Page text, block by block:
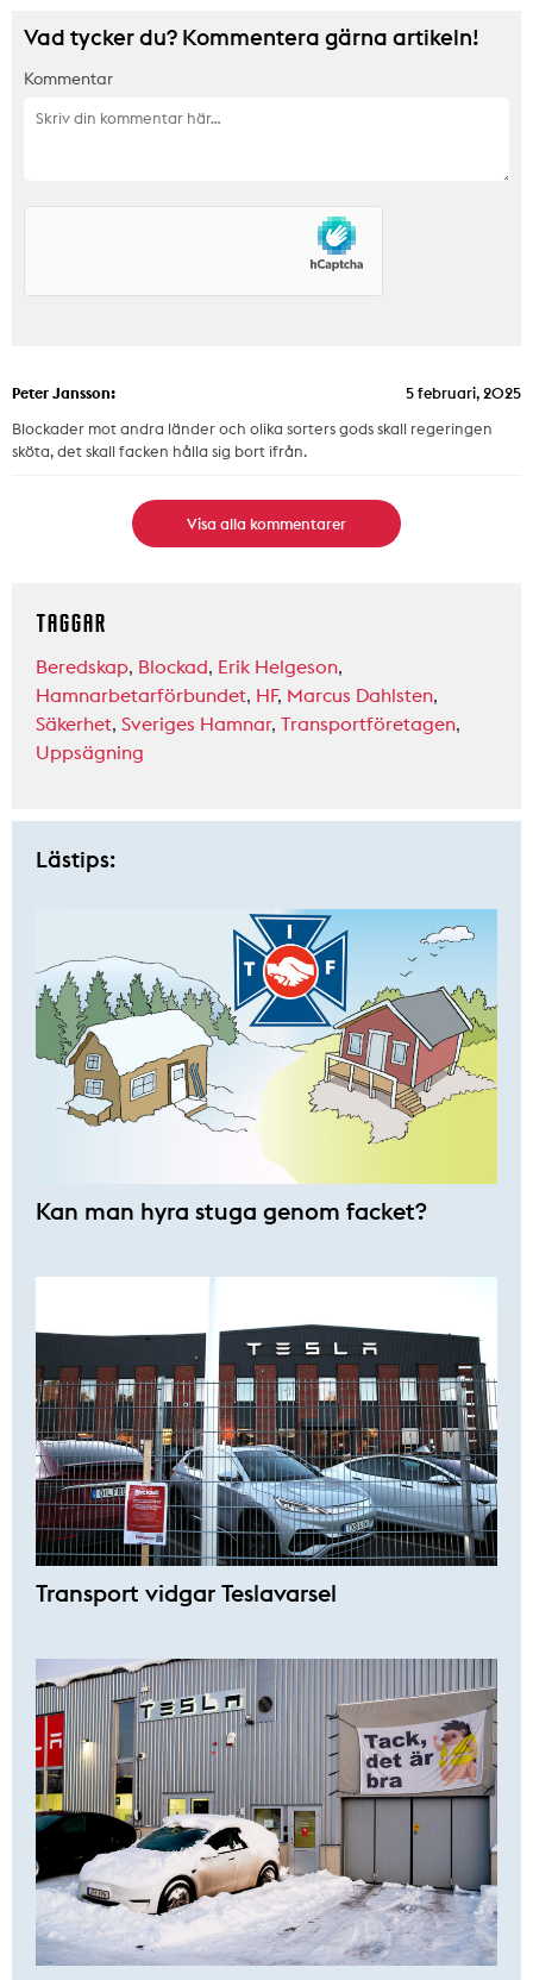
Vad tycker du? Kommentera gärna artikeln!
Kommentar
Peter Jansson:
5 februari, 2025
Blockader mot andra länder och olika sorters gods skall regeringen
sköta, det skall facken hålla sig bort ifrån.
Visa alla kommentarer
TAGGAR
Beredskap, Blockad, Erik Helgeson,
Hamnarbetarförbundet, HF, Marcus Dahlsten,
Säkerhet, Sveriges Hamnar, Transportföretagen,
Uppsägning
Lästips:
Kan man hyra stuga genom facket?
Transport vidgar Teslavarsel